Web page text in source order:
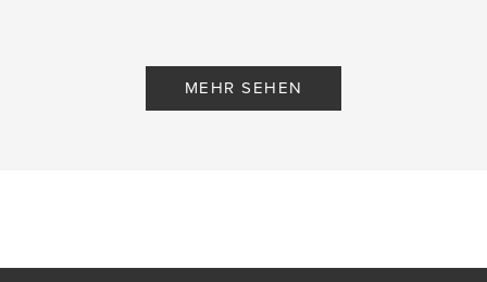
MEHR SEHEN